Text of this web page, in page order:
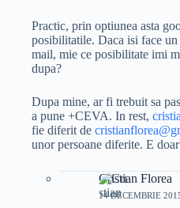
Practic, prin optiunea asta
posibilitatile. Daca isi face
mail, mie ce posibilitate imi
dupa?
Dupa mine, ar fi trebuit sa
a pune +CEVA. In rest,
fie diferit de
unor persoane diferite. E
Cristian Florea
14 DECEMBRIE